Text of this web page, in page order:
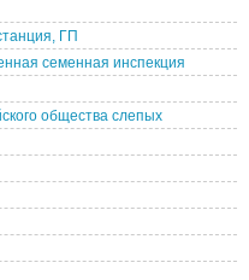
ГП
семенная инспекция
общества слепых